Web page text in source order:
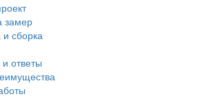
замер
и сборка
ответы